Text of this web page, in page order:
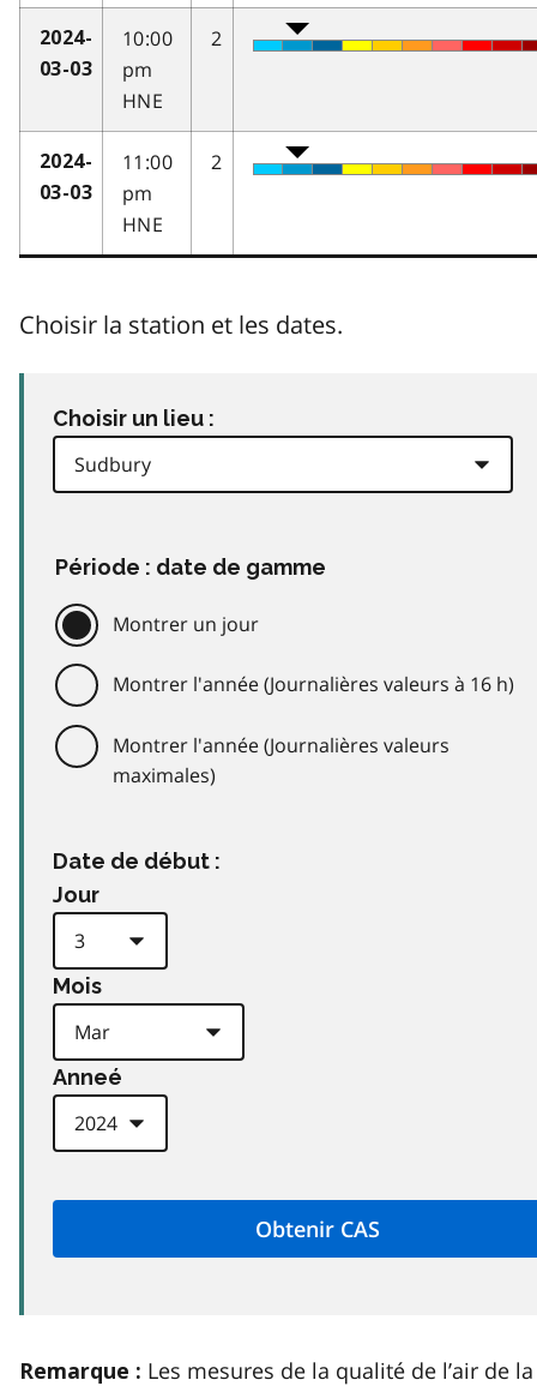
2024-
03-03
10:00
pm
HNE
2
2024-
03-03
11:00
pm
HNE
2
Choisir la station et les dates.
Choisir un lieu :
Période : date de gamme
Montrer un jour
Montrer l'année (Journalières valeurs à 16 h)
Montrer l'année (Journalières valeurs
maximales)
Date de début :
Jour
Mois
Anneé
Remarque : Les mesures de la qualité de l’air de la